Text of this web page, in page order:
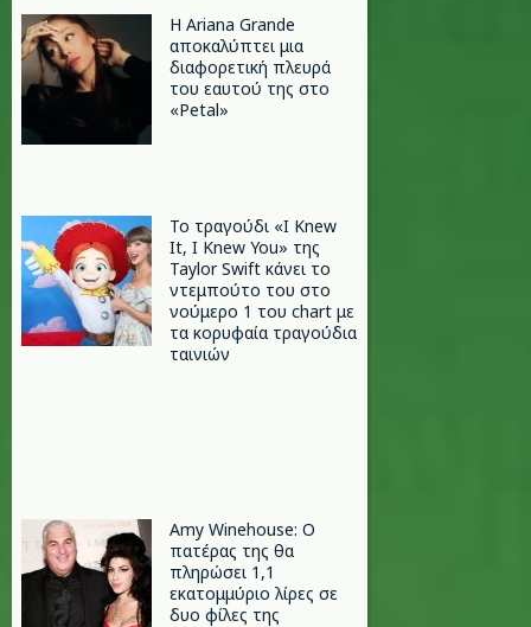
Η Ariana Grande
αποκαλύπτει μια
διαφορετική πλευρά
του εαυτού της στο
«Petal»
Το τραγούδι «I Knew
It, I Knew You» της
Taylor Swift κάνει το
ντεμπούτο του στο
νούμερο 1 του chart με
τα κορυφαία τραγούδια
ταινιών
Amy Winehouse: Ο
πατέρας της θα
πληρώσει 1,1
εκατομμύριο λίρες σε
δυο φίλες της